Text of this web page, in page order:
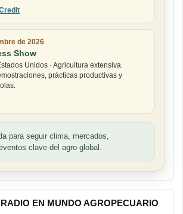
de 2026
Show
Unidos · Agricultura extensiva.
prácticas productivas y
para seguir clima, mercados,
clave del agro global.
EN MUNDO AGROPECUARIO